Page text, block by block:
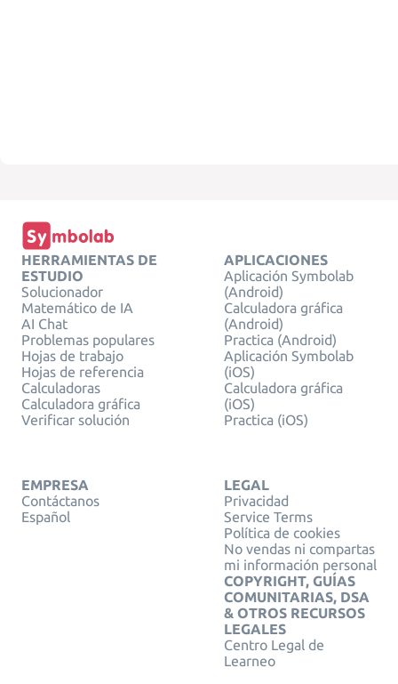
HERRAMIENTAS DE
ESTUDIO
Solucionador
Matemático de IA
AI Chat
Problemas populares
Hojas de trabajo
Hojas de referencia
Calculadoras
Calculadora gráfica
Verificar solución
APLICACIONES
Aplicación Symbolab
(Android)
Calculadora gráfica
(Android)
Practica (Android)
Aplicación Symbolab
(iOS)
Calculadora gráfica
(iOS)
Practica (iOS)
EMPRESA
Contáctanos
Español
LEGAL
Privacidad
Service Terms
Política de cookies
No vendas ni compartas
mi información personal
COPYRIGHT, GUÍAS
COMUNITARIAS, DSA
& OTROS RECURSOS
LEGALES
Centro Legal de
Learneo